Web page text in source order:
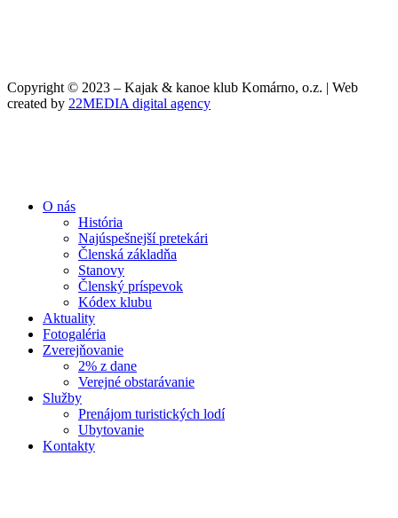
Copyright © 2023 – Kajak & kanoe klub Komárno, o.z. | Web
created by 22MEDIA digital agency
O nás
História
Najúspešnejší pretekári
Členská základňa
Stanovy
Členský príspevok
Kódex klubu
Aktuality
Fotogaléria
Zverejňovanie
2% z dane
Verejné obstarávanie
Služby
Prenájom turistických lodí
Ubytovanie
Kontakty